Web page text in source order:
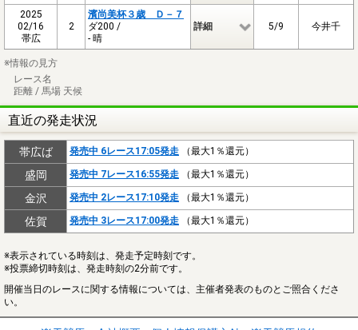
2025
02/16
帯広
2
濱尚美杯３歳 Ｄ－７
ダ200 /
- 晴
詳細 5/9 今井千
※情報の見方
レース名
距離 / 馬場 天候
直近の発走状況
帯広ば 発売中 6レース17:05発走 （最大1％還元）
盛岡 発売中 7レース16:55発走 （最大1％還元）
金沢 発売中 2レース17:10発走 （最大1％還元）
佐賀 発売中 3レース17:00発走 （最大1％還元）
※表示されている時刻は、発走予定時刻です。
※投票締切時刻は、発走時刻の2分前です。
開催当日のレースに関する情報については、主催者発表のものとご照合くださ
い。